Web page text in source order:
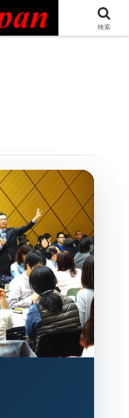
Professionals Network
検索